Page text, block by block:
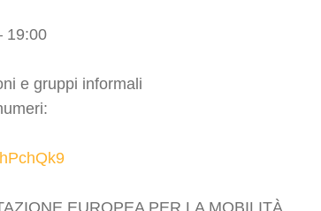
19:00
e gruppi informali